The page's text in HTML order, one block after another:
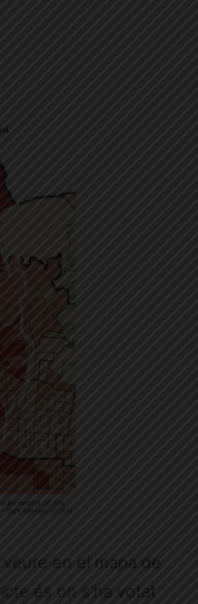
en el mapa de
és on s’ha votat